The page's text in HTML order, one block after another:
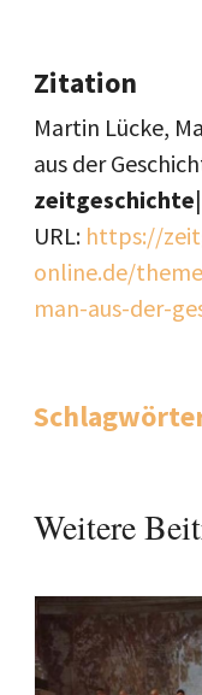
Zitation
Martin Lücke,
aus der
zeitgeschichte
URL: https://
online.de/
man-aus-der-
Weitere